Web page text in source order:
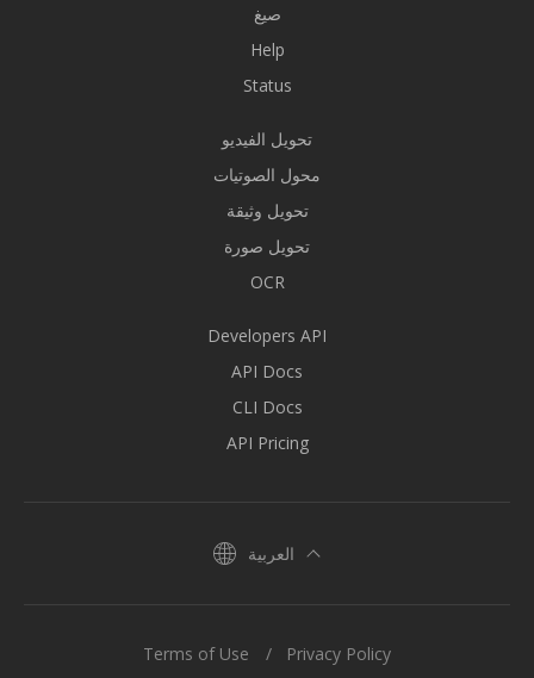
صيغ
Help
Status
تحويل الفيديو
محول الصوتيات
تحويل وثيقة
تحويل صورة
OCR
Developers API
API Docs
CLI Docs
API Pricing
العربية
Terms of Use Privacy Policy